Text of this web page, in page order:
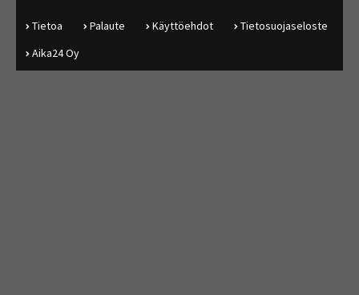
Tietoa Palaute Käyttöehdot
Tietosuojaseloste
Aika24 Oy